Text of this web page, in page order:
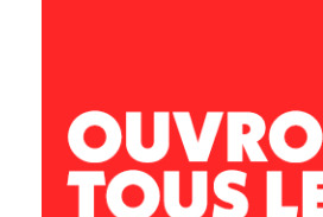
07.77.49.12.09